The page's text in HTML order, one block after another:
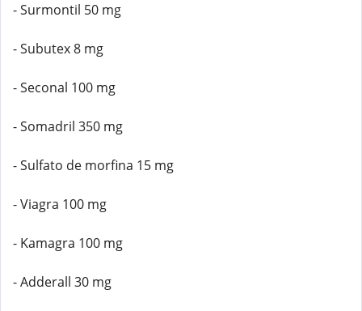
- Surmontil 50 mg
- Subutex 8 mg
- Seconal 100 mg
- Somadril 350 mg
- Sulfato de morfina 15 mg
- Viagra 100 mg
- Kamagra 100 mg
- Adderall 30 mg